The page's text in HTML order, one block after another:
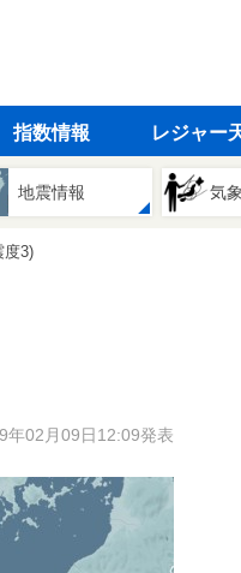
指数情報 レジャー
地震情報 気
度3)
年02月09日12:09発表